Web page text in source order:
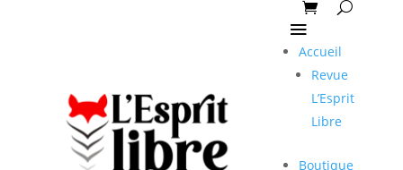
Accueil
Revue
L’Esprit
Libre
Boutique